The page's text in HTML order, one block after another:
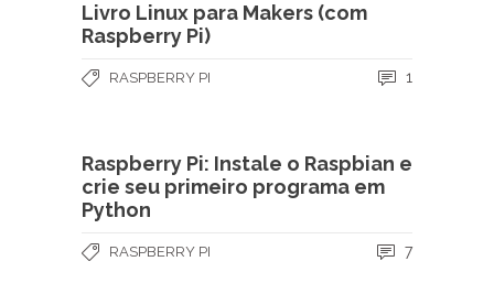
Livro Linux para Makers (com
Raspberry Pi)
RASPBERRY PI 1
Raspberry Pi: Instale o Raspbian e
crie seu primeiro programa em
Python
RASPBERRY PI 7